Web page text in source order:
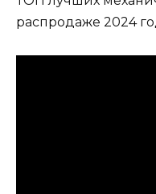
распродаже 2024